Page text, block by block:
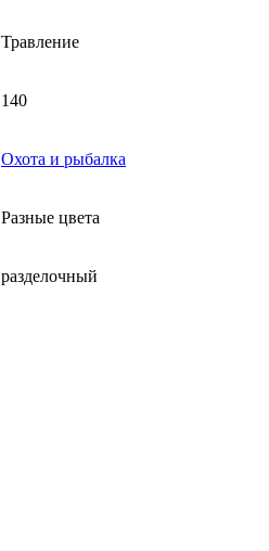
Травление
140
Охота и рыбалка
Разные цвета
разделочный